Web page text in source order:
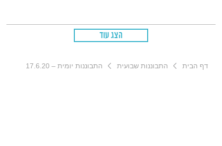
הצג עוד
דף הבית התבוננות שבועית התבוננות יומית – 17.6.20